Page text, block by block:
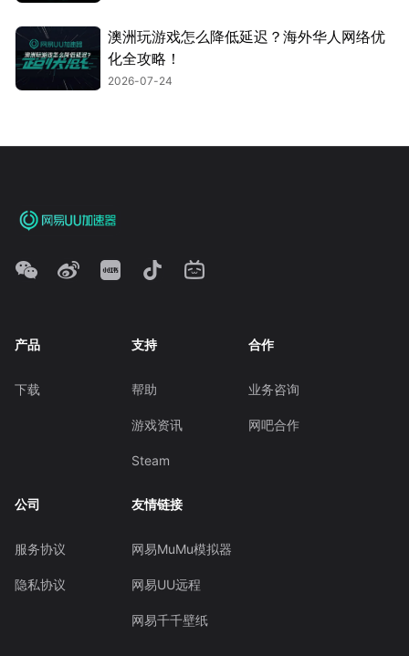
澳洲玩游戏怎么降低延迟？海外华人网络优
化全攻略！
2026-07-24
产品
下载
支持
帮助
游戏资讯
Steam
合作
业务咨询
网吧合作
公司
服务协议
隐私协议
友情链接
网易MuMu模拟器
网易UU远程
网易千千壁纸